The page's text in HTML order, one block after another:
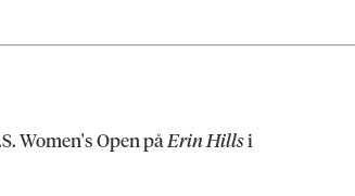
Women's Open påErin Hillsi